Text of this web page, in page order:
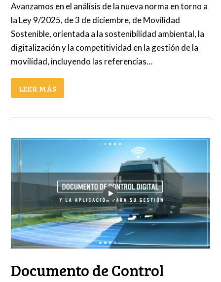
Avanzamos en el análisis de la nueva norma en torno a
la Ley 9/2025, de 3 de diciembre, de Movilidad
Sostenible, orientada a la sostenibilidad ambiental, la
digitalización y la competitividad en la gestión de la
movilidad, incluyendo las referencias…
LEER MÁS
Documento de Control